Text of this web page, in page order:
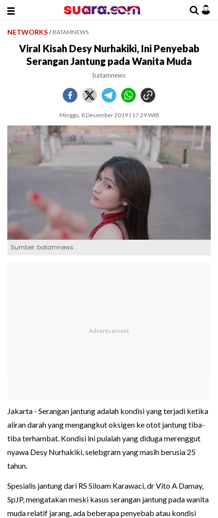
NETWORKS / BATAMNEWS
Viral Kisah Desy Nurhakiki, Ini Penyebab
Serangan Jantung pada Wanita Muda
batamnews
Minggu, 8 Desember 2019 | 17:29 WIB
Sumber: batamnews
Jakarta - Serangan jantung adalah kondisi yang terjadi ketika
aliran darah yang mengangkut oksigen ke otot jantung tiba-
tiba terhambat. Kondisi ini pulalah yang diduga merenggut
nyawa Desy Nurhakiki, selebgram yang masih berusia 25
tahun.
Spesialis jantung dari RS Siloam Karawaci, dr Vito A Damay,
SpJP, mengatakan meski kasus serangan jantung pada wanita
muda relatif jarang, ada beberapa penyebab atau kondisi